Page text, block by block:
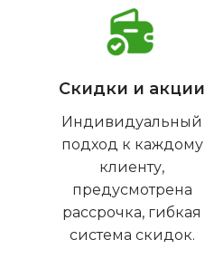
Скидки и акции
Индивидуальный
подход к каждому
клиенту,
предусмотрена
рассрочка, гибкая
система скидок.